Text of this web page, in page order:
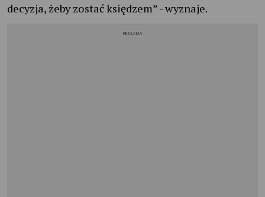
decyzja, żeby zostać księdzem” - wyznaje.
REKLAMA